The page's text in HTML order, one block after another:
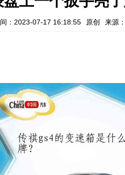
：2023-07-17 16:18:55 原创 来源